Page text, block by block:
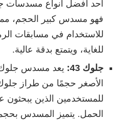
أحد أفضل أنواع مسدسات
فهو مسدس كبير الحجم، مما
للاستخدام في مسابقات
للغاية، ويتمتع بدقة عالية.
جلوك 43:
الأصغر حجمًا من طراز
للمستخدمين الذين
الحمل. يتميز المسدس